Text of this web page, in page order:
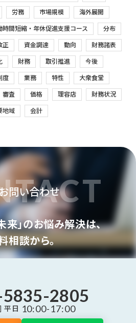
労務 市場規模 海外展開
時間短縮・年休促進支援コース 分布
正 資金調達 動向 財務諸表
財務 取引推進 今後
度 業務 特性 大衆食堂
審査 価格 理容店 財務状況
地域 会計
問い合わせ
未来」のお悩み解決は、
相談から。
2805
平日 10:00-17:00